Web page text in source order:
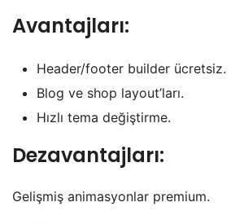
Avantajları:
Header/footer builder ücretsiz.
Blog ve shop layout’ları.
Hızlı tema değiştirme.
Dezavantajları:
Gelişmiş animasyonlar premium.